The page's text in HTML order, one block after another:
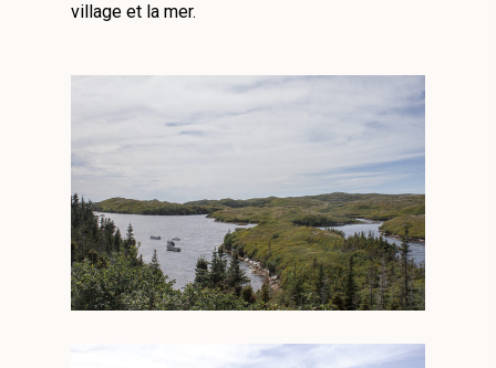
village et la mer.